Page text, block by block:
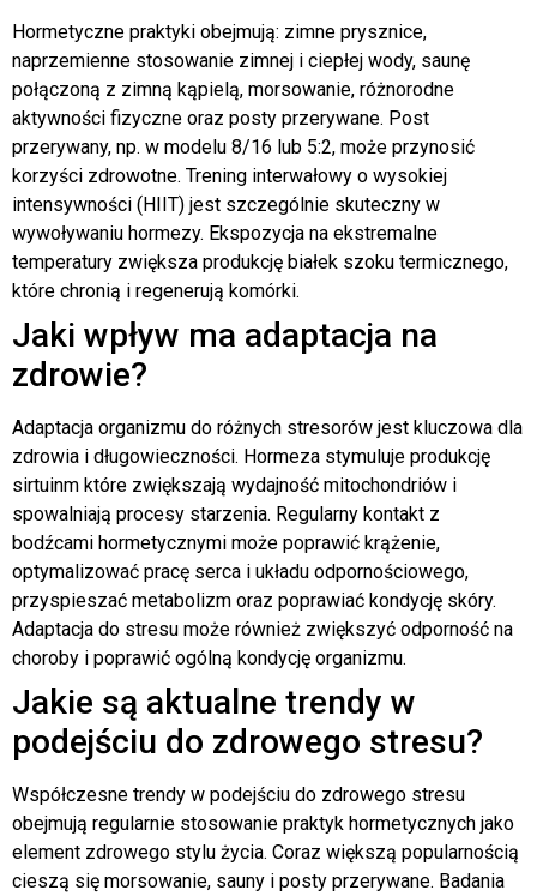
Hormetyczne praktyki obejmują: zimne prysznice,
naprzemienne stosowanie zimnej i ciepłej wody, saunę
połączoną z zimną kąpielą, morsowanie, różnorodne
aktywności fizyczne oraz posty przerywane. Post
przerywany, np. w modelu 8/16 lub 5:2, może przynosić
korzyści zdrowotne. Trening interwałowy o wysokiej
intensywności (HIIT) jest szczególnie skuteczny w
wywoływaniu hormezy. Ekspozycja na ekstremalne
temperatury zwiększa produkcję białek szoku termicznego,
które chronią i regenerują komórki.
Jaki wpływ ma adaptacja na
zdrowie?
Adaptacja organizmu do różnych stresorów jest kluczowa dla
zdrowia i długowieczności. Hormeza stymuluje produkcję
sirtuinm które zwiększają wydajność mitochondriów i
spowalniają procesy starzenia. Regularny kontakt z
bodźcami hormetycznymi może poprawić krążenie,
optymalizować pracę serca i układu odpornościowego,
przyspieszać metabolizm oraz poprawiać kondycję skóry.
Adaptacja do stresu może również zwiększyć odporność na
choroby i poprawić ogólną kondycję organizmu.
Jakie są aktualne trendy w
podejściu do zdrowego stresu?
Współczesne trendy w podejściu do zdrowego stresu
obejmują regularnie stosowanie praktyk hormetycznych jako
element zdrowego stylu życia. Coraz większą popularnością
cieszą się morsowanie, sauny i posty przerywane. Badania